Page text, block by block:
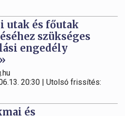
utak és főutak
szükséges
engedély
20:30 | Utolsó frissítés:
és